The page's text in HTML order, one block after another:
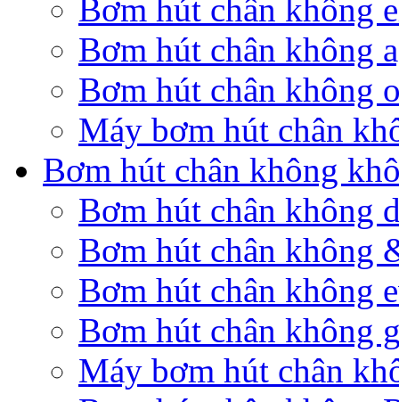
Bơm hút chân không
Bơm hút chân không
Bơm hút chân không
Máy bơm hút chân
Bơm hút chân không
Bơm hút chân không
Bơm hút chân không
Bơm hút chân không
Bơm hút chân không
Máy bơm hút chân